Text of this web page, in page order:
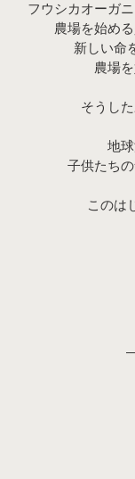
フウシカオーガ
農場を始め
新しい命
農場
そうし
地
子供たち
このは